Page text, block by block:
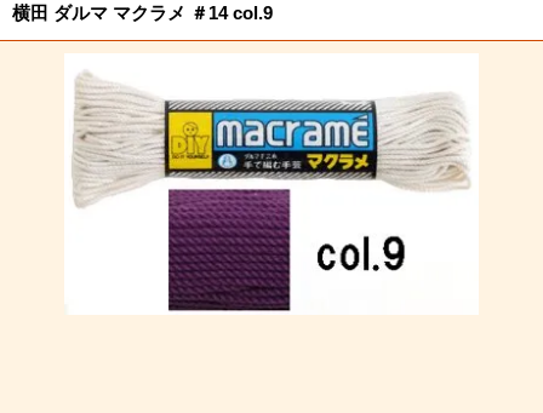
横田 ダルマ マクラメ ＃14 col.9